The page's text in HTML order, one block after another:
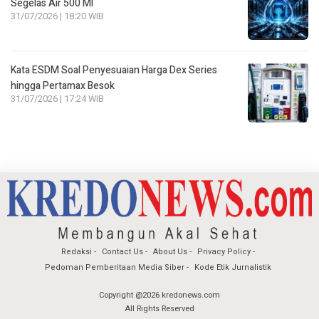
31/07/2026 | 18:20 WIB
Kata ESDM Soal Penyesuaian Harga Dex Series
hingga Pertamax Besok
31/07/2026 | 17:24 WIB
Redaksi Contact Us About Us
Privacy Policy
Pedoman Pemberitaan Media Siber
Kode Etik Jurnalistik
Copyright @2026 kredonews.com
All Rights Reserved